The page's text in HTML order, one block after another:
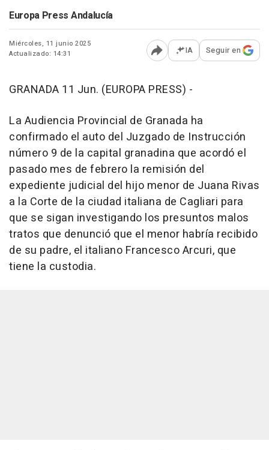
Europa Press Andalucía
Miércoles, 11 junio 2025
Actualizado: 14:31
Abrir opciones para
IA Seguir en
GRANADA 11 Jun. (EUROPA PRESS) -
La Audiencia Provincial de Granada ha
confirmado el auto del Juzgado de Instrucción
número 9 de la capital granadina que acordó el
pasado mes de febrero la remisión del
expediente judicial del hijo menor de Juana Rivas
a la Corte de la ciudad italiana de Cagliari para
que se sigan investigando los presuntos malos
tratos que denunció que el menor habría recibido
de su padre, el italiano Francesco Arcuri, que
tiene la custodia.